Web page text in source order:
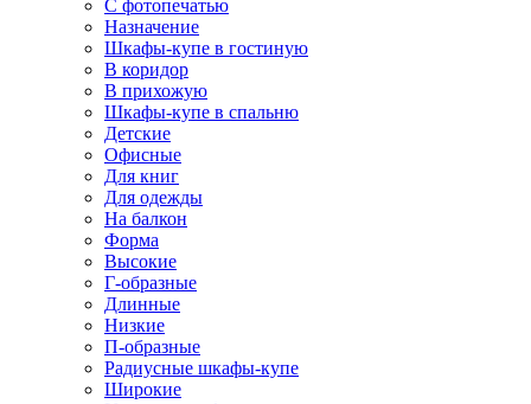
С фотопечатью
Назначение
Шкафы-купе в гостиную
В коридор
В прихожую
Шкафы-купе в спальню
Детские
Офисные
Для книг
Для одежды
На балкон
Форма
Высокие
Г-образные
Длинные
Низкие
П-образные
Радиусные шкафы-купе
Широкие